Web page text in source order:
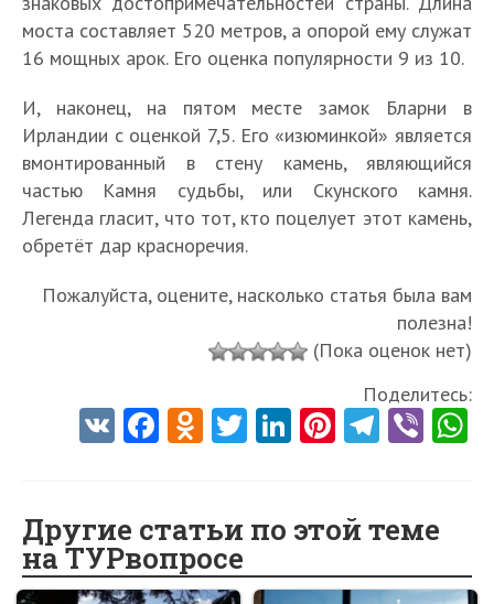
моста составляет 520 метров, а опорой ему служат
16 мощных арок. Его оценка популярности 9 из 10.
И, наконец, на пятом месте замок Бларни в
Ирландии с оценкой 7,5. Его «изюминкой» является
вмонтированный в стену камень, являющийся
частью Камня судьбы, или Скунского камня.
Легенда гласит, что тот, кто поцелует этот камень,
обретёт дар красноречия.
Пожалуйста, оцените, насколько статья была вам
полезна!
(Пока оценок нет)
Поделитесь:
V Fa
o
o
O
o
kl
T
er
Li
dI
n
Pi
es
t
Te
a
m
Vi
Другие статьи по этой теме
на ТУРвопросе